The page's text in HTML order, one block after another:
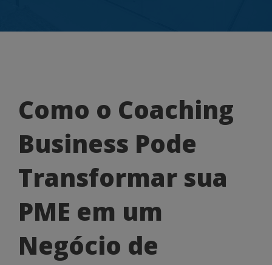
Como
o
Coaching
Business
Pode
Transformar
sua
Como o Coaching
Business Pode
Transformar sua
PME em um
Negócio de